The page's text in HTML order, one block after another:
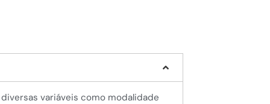
variáveis como modalidade